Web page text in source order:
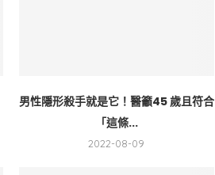
男性隱形殺手就是它！醫籲45 歲且符合
「這條...
2022-08-09